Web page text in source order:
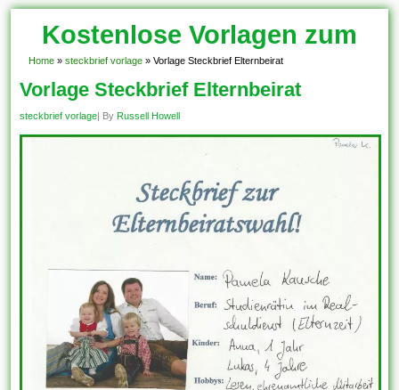
Kostenlose Vorlagen zum
Download!
Home » steckbrief vorlage » Vorlage Steckbrief Elternbeirat
Vorlage Steckbrief Elternbeirat
steckbrief vorlage| By Russell Howell